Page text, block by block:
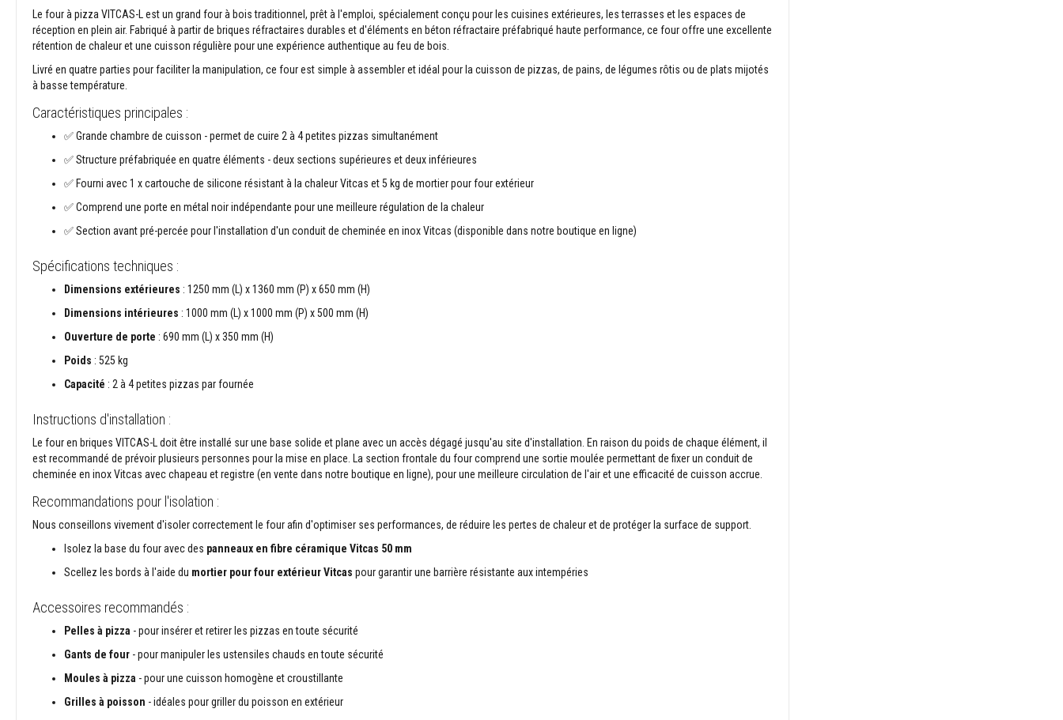
Briques
réfractaires
décoratives
Briques
réfractaires
Textiles
température
température
Cordons
tressés
d’étanchéité
cordons
isolants
remplacement
Le four à pizza VITCAS-L est un grand four à bois traditionnel, prêt à l'emploi, spécialement conçu pour les cuisines extérieures, les terrasses et les espaces de
réception en plein air. Fabriqué à partir de briques réfractaires durables et d'éléments en béton réfractaire préfabriqué haute performance, ce four offre une excellente
rétention de chaleur et une cuisson régulière pour une expérience authentique au feu de bois.
Livré en quatre parties pour faciliter la manipulation, ce four est simple à assembler et idéal pour la cuisson de pizzas, de pains, de légumes rôtis ou de plats mijotés
à basse température.
Caractéristiques principales :
✅ Grande chambre de cuisson - permet de cuire 2 à 4 petites pizzas simultanément
✅ Structure préfabriquée en quatre éléments - deux sections supérieures et deux inférieures
✅ Fourni avec 1 x cartouche de silicone résistant à la chaleur Vitcas et 5 kg de mortier pour four extérieur
✅ Comprend une porte en métal noir indépendante pour une meilleure régulation de la chaleur
✅ Section avant pré-percée pour l'installation d'un conduit de cheminée en inox Vitcas (disponible dans notre boutique en ligne)
Spécifications techniques :
Dimensions extérieures : 1250 mm (L) x 1360 mm (P) x 650 mm (H)
Dimensions intérieures : 1000 mm (L) x 1000 mm (P) x 500 mm (H)
Ouverture de porte : 690 mm (L) x 350 mm (H)
Poids : 525 kg
Capacité : 2 à 4 petites pizzas par fournée
Instructions d'installation :
Le four en briques VITCAS-L doit être installé sur une base solide et plane avec un accès dégagé jusqu'au site d'installation. En raison du poids de chaque élément, il
est recommandé de prévoir plusieurs personnes pour la mise en place. La section frontale du four comprend une sortie moulée permettant de fixer un conduit de
cheminée en inox Vitcas avec chapeau et registre (en vente dans notre boutique en ligne), pour une meilleure circulation de l'air et une efficacité de cuisson accrue.
Recommandations pour l'isolation :
Nous conseillons vivement d'isoler correctement le four afin d'optimiser ses performances, de réduire les pertes de chaleur et de protéger la surface de support.
Isolez la base du four avec des panneaux en fibre céramique Vitcas 50 mm
Scellez les bords à l'aide du mortier pour four extérieur Vitcas pour garantir une barrière résistante aux intempéries
Accessoires recommandés :
Pelles à pizza - pour insérer et retirer les pizzas en toute sécurité
Gants de four - pour manipuler les ustensiles chauds en toute sécurité
Moules à pizza - pour une cuisson homogène et croustillante
Grilles à poisson - idéales pour griller du poisson en extérieur